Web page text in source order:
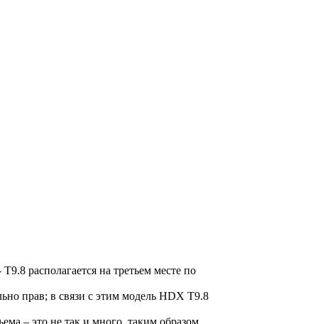
располагается на третьем месте по
прав; в связи с этим модель HDX T9.8
– это не так и много, таким образом